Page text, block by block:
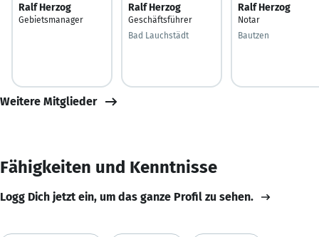
Ralf Herzog
Gebietsmanager
Ralf Herzog
Geschäftsführer
Bad Lauchstädt
Ralf Herzog
Notar
Bautzen
Weitere Mitglieder
Fähigkeiten und Kenntnisse
Logg Dich jetzt ein, um das ganze Profil zu sehen.